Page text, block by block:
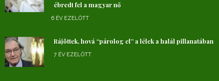
ébredt fel a magyar nő
6 ÉV EZELŐTT
Rájöttek, hová “párolog el” a lélek a halál pillanatában
7 ÉV EZELŐTT